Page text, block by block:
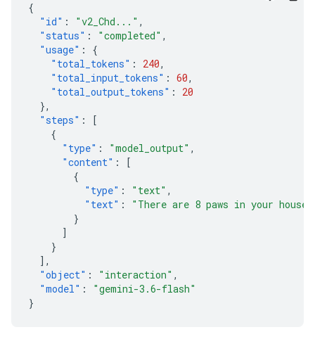
{
"id" : "v2_Chd..." ,
"status" : "completed" ,
"usage" :
{
"total_tokens" : 240,
"total_input_tokens" : 60,
"total_output_tokens" :
20
},
"steps" :
[
{
"type" : "model_output" ,
"content" :
[
{
"type" : "text" ,
"text" :
"There are 8 paws in your
}
]
}
],
"object" : "interaction" ,
"model" :
"gemini-3.6-flash"
}